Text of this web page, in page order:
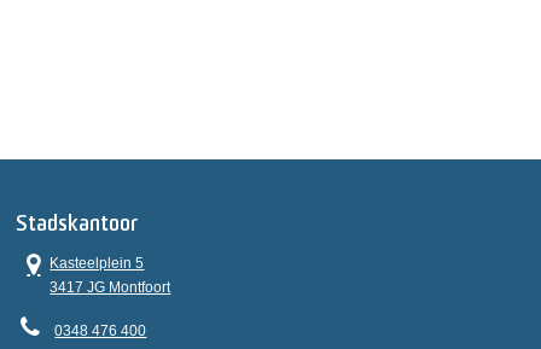
Stadskantoor
Kasteelplein 5
3417 JG Montfoort
0348 476 400